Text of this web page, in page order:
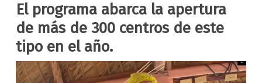
El programa abarca la apertura
de más de 300 centros de este
tipo en el año.